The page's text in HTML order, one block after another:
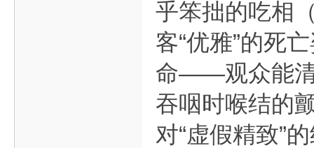
乎笨拙的吃相
客“优雅”的死
命——观众能清
吞咽时喉结的
对“虚假精致”